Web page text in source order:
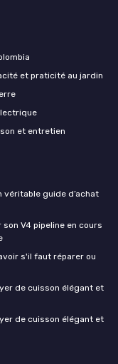
et praticité au jardin
et entretien
véritable guide d’achat
V4 pipeline en cours
s'il faut réparer ou
de cuisson élégant et
de cuisson élégant et